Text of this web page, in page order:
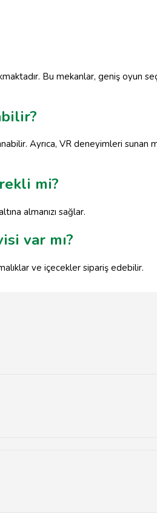
Bu mekanlar, geniş oyun
Ayrıca, VR deneyimleri sunan
mi?
almanızı sağlar.
var mı?
ve içecekler sipariş edebilir.